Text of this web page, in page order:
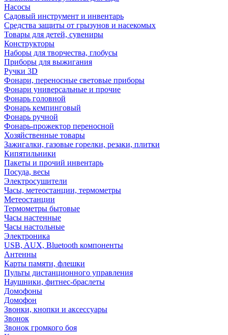
Насосы
Садовый инструмент и инвентарь
Средства защиты от грызунов и насекомых
Товары для детей, сувениры
Конструкторы
Наборы для творчества, глобусы
Приборы для выжигания
Ручки 3D
Фонари, переносные световые приборы
Фонари универсальные и прочие
Фонарь головной
Фонарь кемпинговый
Фонарь ручной
Фонарь-прожектор переносной
Хозяйственные товары
Зажигалки, газовые горелки, резаки, плитки
Кипятильники
Пакеты и прочий инвентарь
Посуда, весы
Электросушители
Часы, метеостанции, термометры
Метеостанции
Термометры бытовые
Часы настенные
Часы настольные
Электроника
USB, AUX, Bluetooth компоненты
Антенны
Карты памяти, флешки
Пульты дистанционного управления
Наушники, фитнес-браслеты
Домофоны
Домофон
Звонки, кнопки и аксессуары
Звонок
Звонок громкого боя